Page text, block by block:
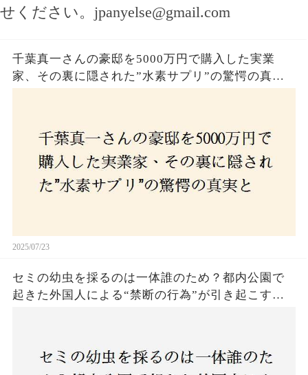
せください。 jpanyelse@gmail.com
千葉真一さんの豪邸を5000万円で購入した実業
家、その裏に隠された”水素サプリ”の驚愕の真実
2025/07/23
セミの幼虫を採るのは一体誰のため？都内公園で
起きた外国人による“禁断の行為”が引き起こす論